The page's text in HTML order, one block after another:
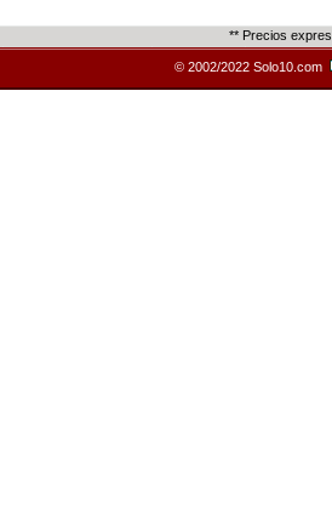
** Precios
© 2002/2022 Solo10.com